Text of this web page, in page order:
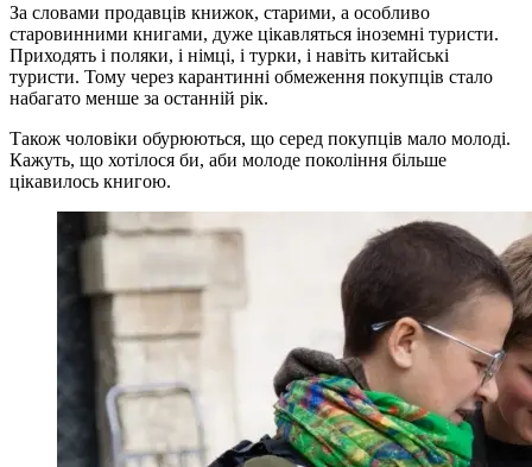
За словами продавців книжок, старими, а особливо
старовинними книгами, дуже цікавляться іноземні туристи.
Приходять і поляки, і німці, і турки, і навіть китайські
туристи. Тому через карантинні обмеження покупців стало
набагато менше за останній рік.
Також чоловіки обурюються, що серед покупців мало молоді.
Кажуть, що хотілося би, аби молоде покоління більше
цікавилось книгою.